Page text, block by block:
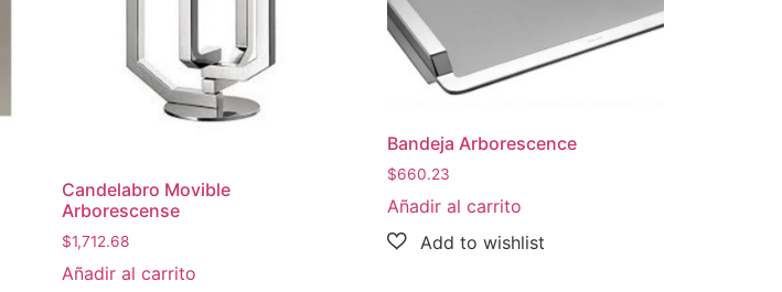
Candelabro Movible
Arborescense
$1,712.68
Añadir al carrito
Bandeja Arborescence
$660.23
Añadir al carrito